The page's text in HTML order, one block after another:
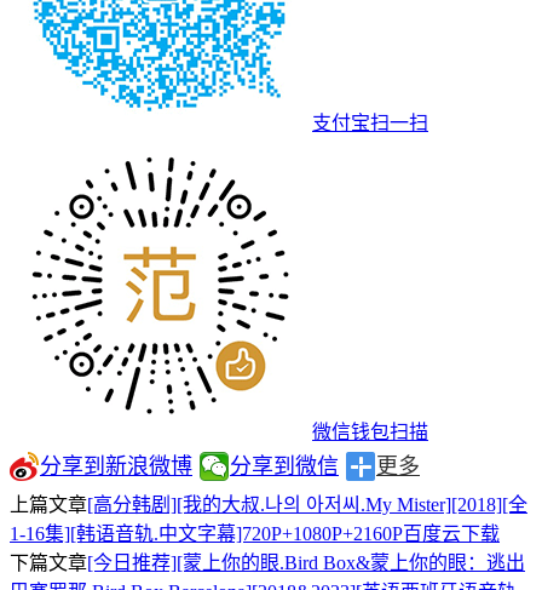
支付宝扫一扫
微信钱包扫描
分享到新浪微博 分享到微信 更多
上篇文章[高分韩剧][我的大叔.나의 아저씨.My Mister][2018][全
1-16集][韩语音轨.中文字幕]720P+1080P+2160P百度云下载
下篇文章[今日推荐][蒙上你的眼.Bird Box&蒙上你的眼：逃出